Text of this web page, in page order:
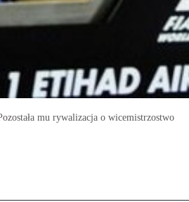
mu rywalizacja o wicemistrzostwo